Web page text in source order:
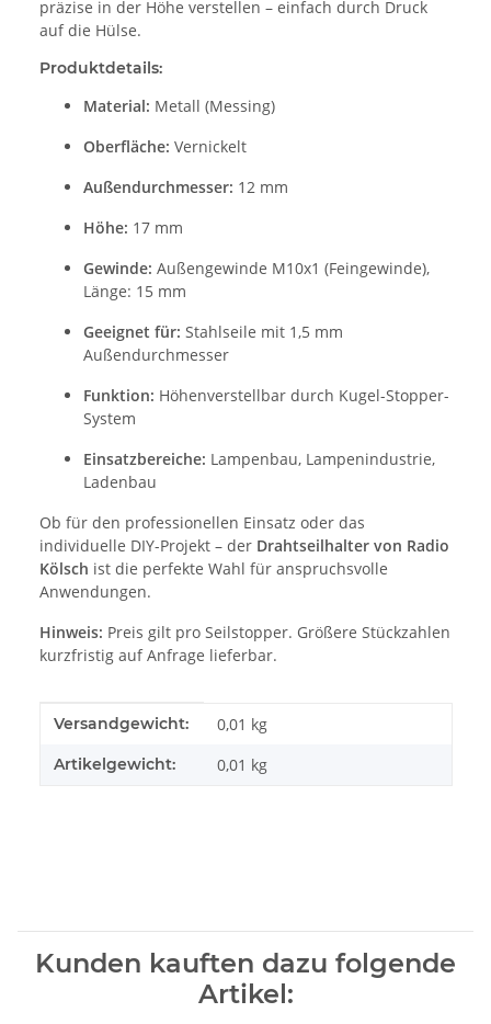
präzise in der Höhe verstellen – einfach durch Druck
auf die Hülse.
Produktdetails:
Material: Metall (Messing)
Oberfläche: Vernickelt
Außendurchmesser: 12 mm
Höhe: 17 mm
Gewinde: Außengewinde M10x1 (Feingewinde),
Länge: 15 mm
Geeignet für: Stahlseile mit 1,5 mm
Außendurchmesser
Funktion: Höhenverstellbar durch Kugel-Stopper-
System
Einsatzbereiche: Lampenbau, Lampenindustrie,
Ladenbau
Ob für den professionellen Einsatz oder das
individuelle DIY-Projekt – der Drahtseilhalter von Radio
Kölsch ist die perfekte Wahl für anspruchsvolle
Anwendungen.
Hinweis: Preis gilt pro Seilstopper. Größere Stückzahlen
kurzfristig auf Anfrage lieferbar.
Produkteigenschaft
Wert
Versandgewicht: 0,01 kg
Artikelgewicht: 0,01 kg
Kunden kauften dazu folgende
Artikel: